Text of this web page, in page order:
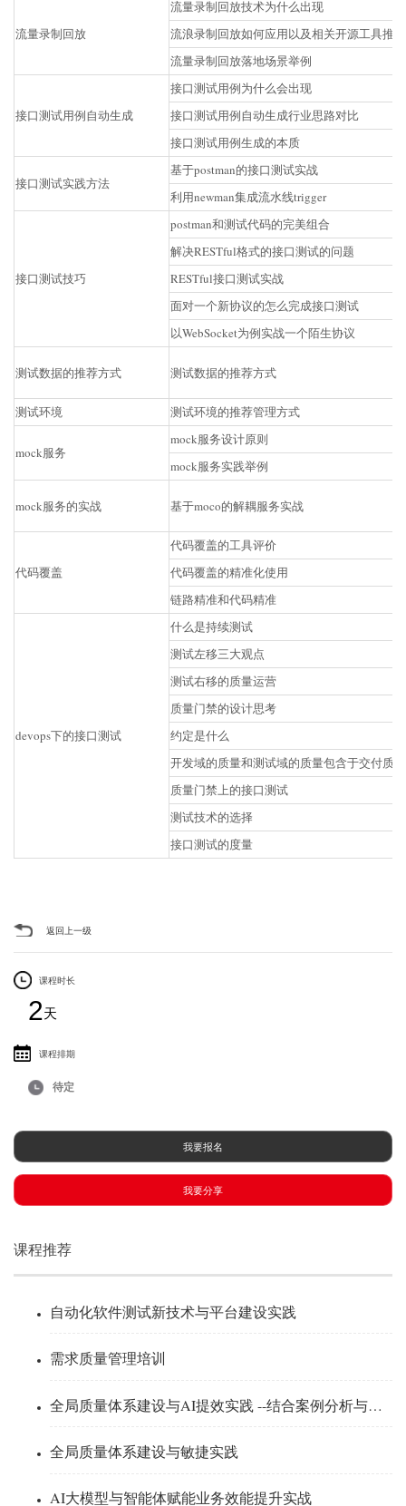
流量录制回放
流量录制回放技术为什么出现
流浪录制回放如何应用以及相关开源工具推荐
流量录制回放落地场景举例
接口测试用例自动生成
接口测试用例为什么会出现
接口测试用例自动生成行业思路对比
接口测试用例生成的本质
接口测试实践方法
基于postman的接口测试实战
利用newman集成流水线trigger
接口测试技巧
postman和测试代码的完美组合
解决RESTful格式的接口测试的问题
RESTful接口测试实战
面对一个新协议的怎么完成接口测试
以WebSocket为例实战一个陌生协议
测试数据的推荐方式 测试数据的推荐方式
测试环境 测试环境的推荐管理方式
mock服务
mock服务设计原则
mock服务实践举例
mock服务的实战 基于moco的解耦服务实战
代码覆盖
代码覆盖的工具评价
代码覆盖的精准化使用
链路精准和代码精准
devops下的接口测试
什么是持续测试
测试左移三大观点
测试右移的质量运营
质量门禁的设计思考
约定是什么
开发域的质量和测试域的质量包含于交付质量
质量门禁上的接口测试
测试技术的选择
接口测试的度量
返回上一级
课程时长
2天
课程排期
待定
我要报名
我要分享
课程推荐
自动化软件测试新技术与平台建设实践
需求质量管理培训
全局质量体系建设与AI提效实践 --结合案例分析与演示
全局质量体系建设与敏捷实践
AI大模型与智能体赋能业务效能提升实战